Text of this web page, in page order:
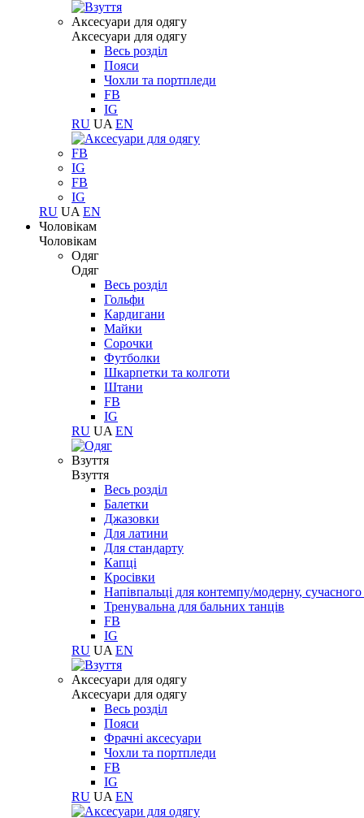
Aксесуари для одягу
Aксесуари для одягу
Весь розділ
Пояси
Чохли та портпледи
FB
IG
RU UA EN
FB
IG
FB
IG
RU UA EN
Чоловікам
Чоловікам
Одяг
Одяг
Весь розділ
Гольфи
Кардигани
Майки
Сорочки
Футболки
Шкарпетки та колготи
Штани
FB
IG
RU UA EN
Взуття
Взуття
Весь розділ
Балетки
Джазовки
Для латини
Для стандарту
Капці
Кросівки
Напівпальці для контемпу/модерну,
Тренувальна для бальних танців
FB
IG
RU UA EN
Aксесуари для одягу
Aксесуари для одягу
Весь розділ
Пояси
Фрачні аксесуари
Чохли та портпледи
FB
IG
RU UA EN